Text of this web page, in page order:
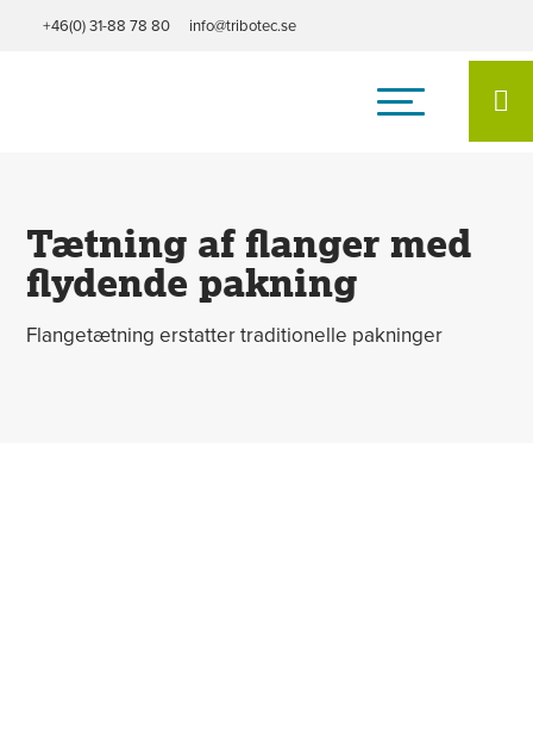
+46(0) 31-88 78 80 info@tribotec.se
Tætning af flanger med
flydende pakning
Flangetætning erstatter traditionelle pakninger